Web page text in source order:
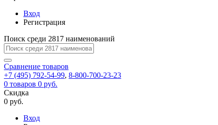
для
регистрации.
Ок
Запомнить
меня
Забыли
ссылку
на
указанный
электронный
адрес,
перейдя
по
которой
вы
новый
отправлена
ссылка.
Перейдите
по
для
смены
пароля.
Сменить
Войти
Сообщение
пользовательского
соглашения
Вход
Регистрация
Поиск среди 2817 наименований
Сравнение товаров
+7 (495) 792-54-99, 8-800-700-23-23
0 товаров 0 руб.
Скидка
0 руб.
Вход